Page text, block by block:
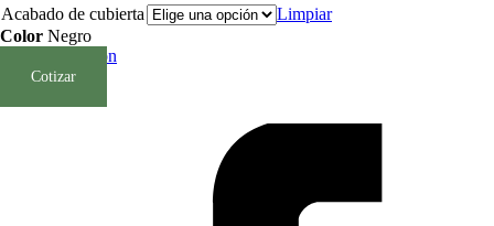
Acabado de cubierta
Limpiar
Color Negro
Borrar Selección
Cotizar